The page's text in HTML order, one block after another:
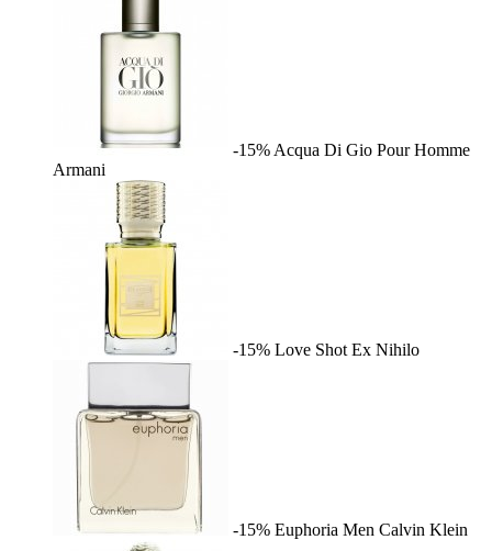
-15% Acqua Di Gio Pour Homme
Armani
-15% Love Shot Ex Nihilo
-15% Euphoria Men Calvin Klein